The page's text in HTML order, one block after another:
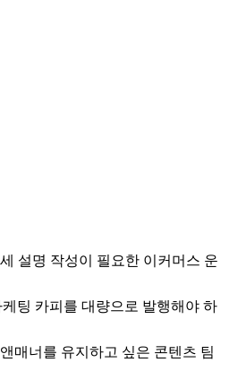
설명 작성이 필요한 이커머스 운
케팅 카피를 대량으로 발행해야 하
매너를 유지하고 싶은 콘텐츠 팀